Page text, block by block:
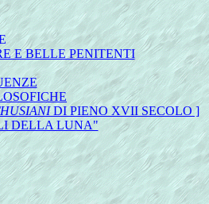
E BELLE PENITENTI
DI PIENO XVII SECOLO ]
DELLA LUNA"